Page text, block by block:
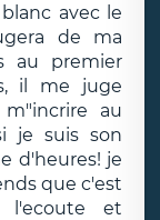
avec le
de ma
au premier
il me juge
au
je suis son
d'heures! je
que c'est
l'ecoute et